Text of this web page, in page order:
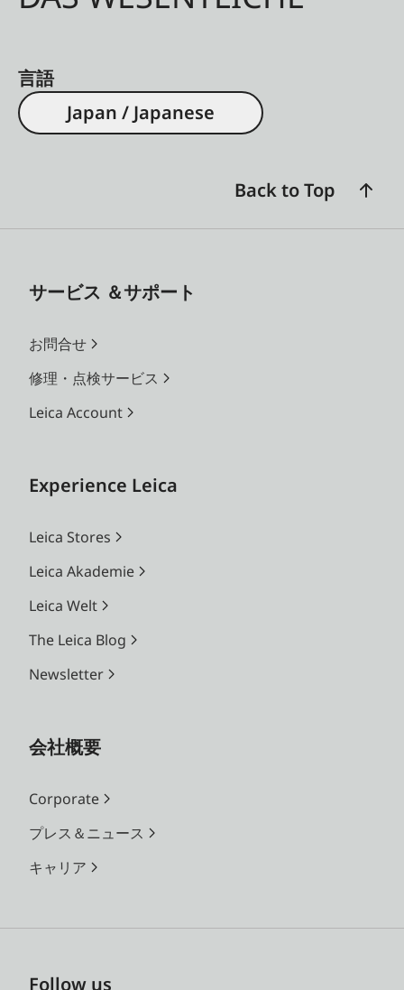
言語
Japan / Japanese
Back to Top
サービス ＆サポート
お問合せ
修理・点検サービス
Leica Account
Experience Leica
Leica Stores
Leica Akademie
Leica Welt
The Leica Blog
Newsletter
会社概要
Corporate
プレス＆ニュース
キャリア
Follow us